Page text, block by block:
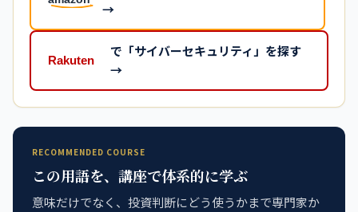
→
で「サイバーセキュリティ」を探す
→
RECOMMENDED COURSE
この用語を、講座で体系的に学ぶ
意味だけでなく、投資判断にどう使うかまで専門家か